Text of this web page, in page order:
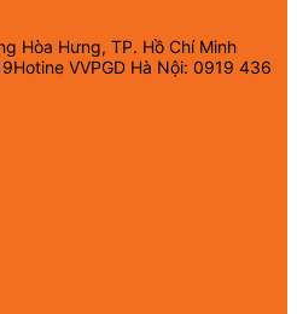
Hòa Hưng, TP. Hồ Chí Minh
VVPGD Hà Nội: 0919 436